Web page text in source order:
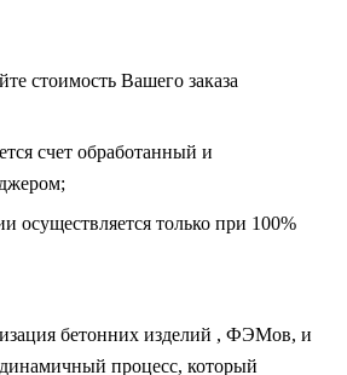
стоимость Вашего заказа
счет обработанный и
осуществляется только при 100%
бетонних изделий , ФЭМов, и
процесс, который